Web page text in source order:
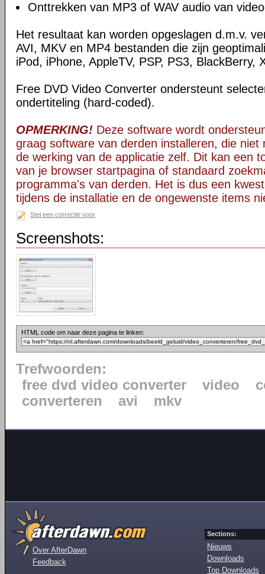
Onttrekken van MP3 of WAV audio van
Het resultaat kan worden opgeslagen d.m.v.
AVI, MKV en MP4 bestanden die zijn
iPod, iPhone, AppleTV, PSP, PS3, BlackBerry,
Free DVD Video Converter ondersteunt
ondertiteling (hard-coded).
OPMERKING! Deze software wordt
graag software van derden installeren, die niet
de werking van de applicatie zelf. Dit kan een
van je browser startpagina of standaard
programma's van derden. Het is dus een
tijdens de installatie en de ongewenste items
Stel een correctie voor
Screenshots:
HTML code om naar deze pagina te linken:
Trefwoorden:
free dvd video converter
video
converteren
avi mkv
Over AfterDawn
Feedback
Sections:
Nieuws
Downloads
Top Downloads